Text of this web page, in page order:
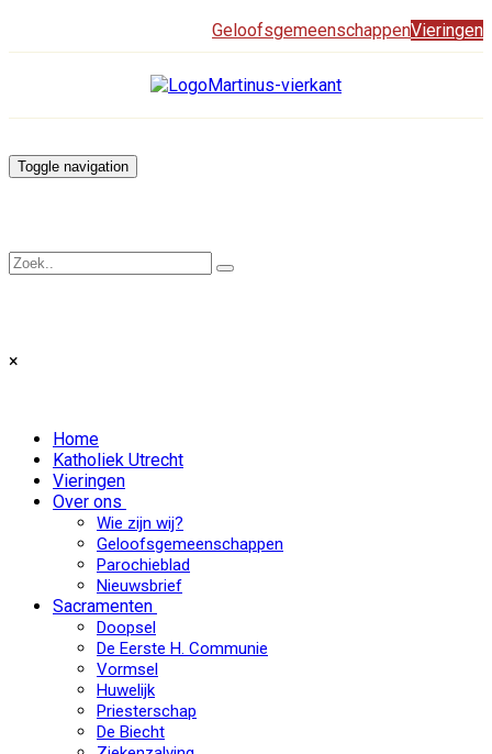
GeloofsgemeenschappenVieringen
Toggle navigation
×
Home
Katholiek Utrecht
Vieringen
Over ons
Wie zijn wij?
Geloofsgemeenschappen
Parochieblad
Nieuwsbrief
Sacramenten
Doopsel
De Eerste H. Communie
Vormsel
Huwelijk
Priesterschap
De Biecht